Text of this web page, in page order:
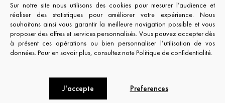
CXL by Christian Lacroix © 2026. All rights reserved.
Sur notre site nous utilisons des cookies pour mesurer l’audience et
réaliser des statistiques pour améliorer votre expérience. Nous
souhaitons ainsi vous garantir la meilleure navigation possible et vous
proposer des offres et services personnalisés. Vous pouvez accepter dès
à présent ces opérations ou bien personnaliser l’utilisation de vos
données. Pour en savoir plus, consultez note Politique de confidentialité.
J'accepte Preferences